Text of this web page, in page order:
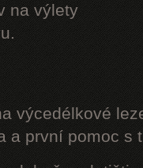
na výlety
výcedélkové
a první pomoc s